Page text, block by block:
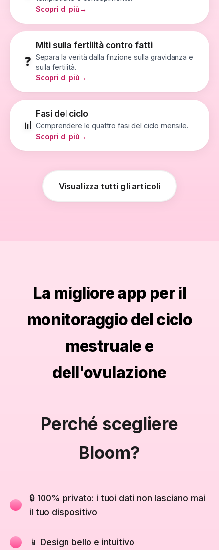
Scopri di più→
❓
Miti sulla fertilità contro fatti
Separa la verità dalla finzione sulla gravidanza e
sulla fertilità.
Scopri di più→
📊
Fasi del ciclo
Comprendere le quattro fasi del ciclo mensile.
Scopri di più→
Visualizza tutti gli articoli
La migliore app per il
monitoraggio del ciclo
mestruale e
dell'ovulazione
Perché scegliere
Bloom?
🔒 100% privato: i tuoi dati non lasciano mai
il tuo dispositivo
📱 Design bello e intuitivo